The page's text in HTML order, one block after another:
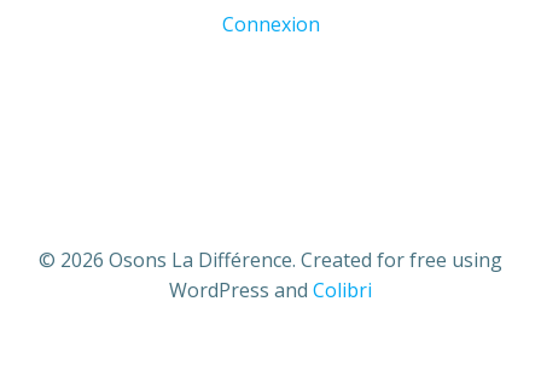
Connexion
© 2026 Osons La Différence. Created for free using
WordPress and Colibri